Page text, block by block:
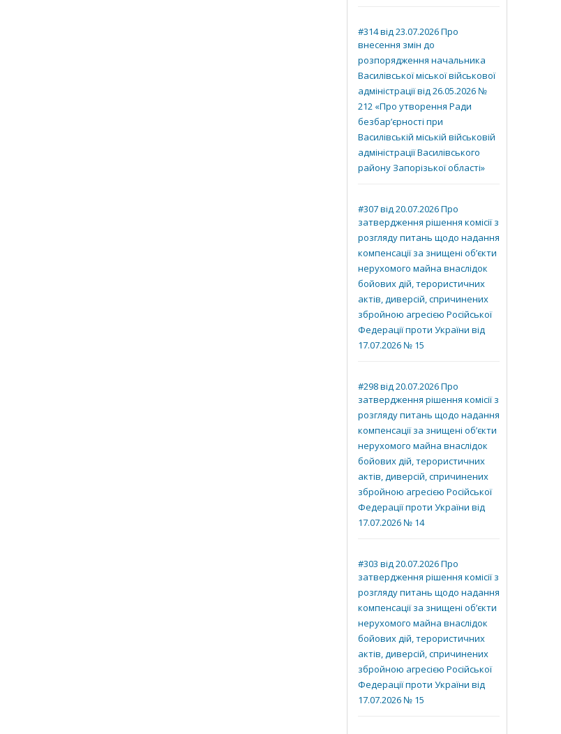
#314 від 23.07.2026 Про
внесення змін до
розпорядження начальника
Василівської міської військової
адміністрації від 26.05.2026 №
212 «Про утворення Ради
безбар’єрності при
Василівській міській військовій
адміністрації Василівського
району Запорізької області»
#307 від 20.07.2026 Про
затвердження рішення комісії з
розгляду питань щодо надання
компенсації за знищені об’єкти
нерухомого майна внаслідок
бойових дій, терористичних
актів, диверсій, спричинених
збройною агресією Російської
Федерації проти України від
17.07.2026 № 15
#298 від 20.07.2026 Про
затвердження рішення комісії з
розгляду питань щодо надання
компенсації за знищені об’єкти
нерухомого майна внаслідок
бойових дій, терористичних
актів, диверсій, спричинених
збройною агресією Російської
Федерації проти України від
17.07.2026 № 14
#303 від 20.07.2026 Про
затвердження рішення комісії з
розгляду питань щодо надання
компенсації за знищені об’єкти
нерухомого майна внаслідок
бойових дій, терористичних
актів, диверсій, спричинених
збройною агресією Російської
Федерації проти України від
17.07.2026 № 15